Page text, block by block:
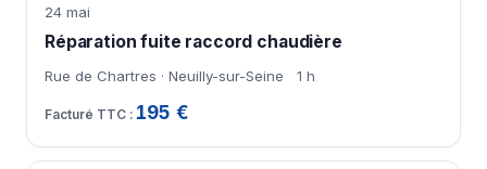
24 mai
Réparation fuite raccord chaudière
Rue de Chartres · Neuilly-sur-Seine 1 h
195 €